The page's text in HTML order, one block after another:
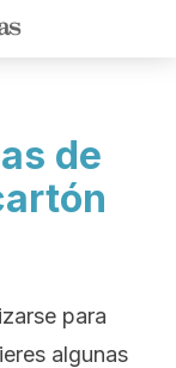
de
para
algunas